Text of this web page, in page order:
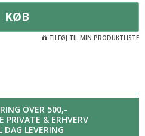
KØB
TILFØJ TIL MIN PRODUKTLISTE
OVER 500,-
PRIVATE & ERHVERV
DAG LEVERING